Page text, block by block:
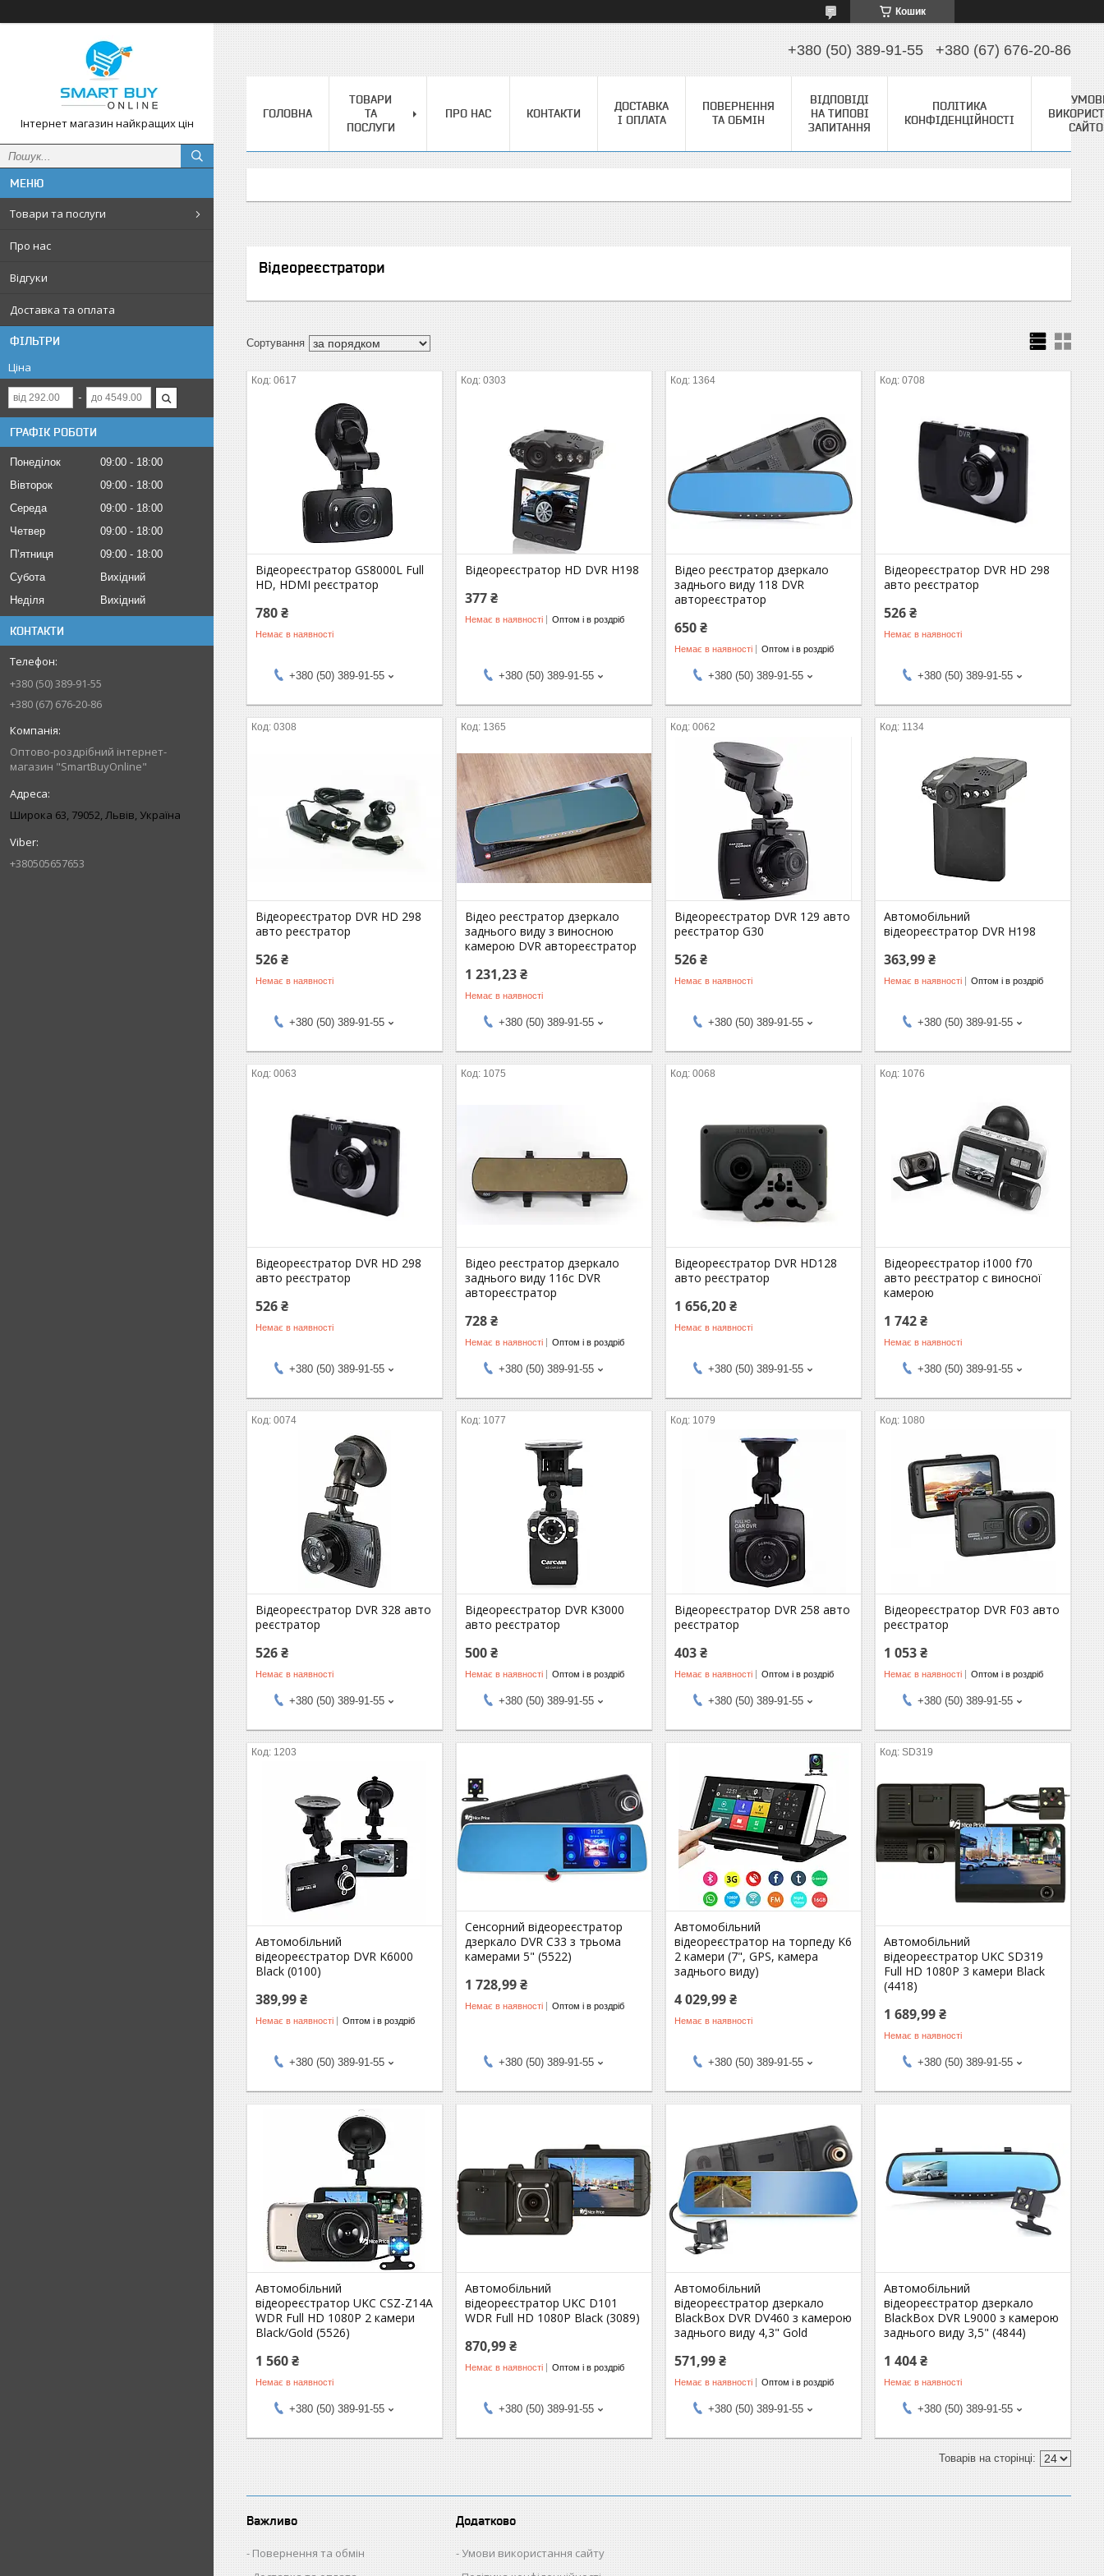
Кошик
Інтернет магазин найкращих цін
Товари та послуги
Про нас
Відгуки
Доставка та оплата
ФІЛЬТРИ
Ціна
ГРАФІК РОБОТИ
Понеділок 09:00
18:00
Вівторок
09:00
18:00
Середа
09:00
18:00
Четвер
09:00
18:00
Пʼятниця
09:00
18:00
Субота
Вихідний
Неділя
Вихідний
КОНТАКТИ
+380 (50) 389-91-55
+380 (67) 676-20-86
Оптово-роздрібний інтернет-
магазин "SmartBuyOnline"
Широка 63, 79052, Львів, Україна
+380505657653
+380 (50) 389-91-55 +380 (67) 676-20-86
ГОЛОВНА
ТОВАРИ
ТА
ПОСЛУГИ
ПРО НАС КОНТАКТИ
ДОСТАВКА
І ОПЛАТА
ПОВЕРНЕННЯ
ТА ОБМІН
ВІДПОВІДІ
НА ТИПОВІ
ЗАПИТАННЯ
ПОЛІТИКА
КОНФІДЕНЦІЙНОСТІ
Відеореєстратори
0617
Відеореєстратор GS8000L Full
HD, HDMI реєстратор
780 ₴
Немає в наявності
+380 (50) 389-91-55
0303
Відеореєстратор HD DVR H198
377 ₴
Немає в наявності Оптом і в роздріб
+380 (50) 389-91-55
1364
Відео реєстратор дзеркало
заднього виду 118 DVR
автореєстратор
650 ₴
Немає в наявності Оптом і в роздріб
+380 (50) 389-91-55
0708
Відеореєстратор DVR HD 298
авто реєстратор
526 ₴
Немає в наявності
+380 (50) 389-91-55
0308
Відеореєстратор DVR HD 298
авто реєстратор
526 ₴
Немає в наявності
+380 (50) 389-91-55
1365
Відео реєстратор дзеркало
заднього виду з виносною
камерою DVR автореєстратор
1 231,23 ₴
Немає в наявності
+380 (50) 389-91-55
0062
Відеореєстратор DVR 129 авто
реєстратор G30
526 ₴
Немає в наявності
+380 (50) 389-91-55
1134
Автомобільний
відеореєстратор DVR H198
363,99 ₴
Немає в наявності Оптом і в роздріб
+380 (50) 389-91-55
0063
Відеореєстратор DVR HD 298
авто реєстратор
526 ₴
Немає в наявності
+380 (50) 389-91-55
1075
Відео реєстратор дзеркало
заднього виду 116c DVR
автореєстратор
728 ₴
Немає в наявності Оптом і в роздріб
+380 (50) 389-91-55
0068
Відеореєстратор DVR HD128
авто реєстратор
1 656,20 ₴
Немає в наявності
+380 (50) 389-91-55
1076
Відеореєстратор i1000 f70
авто реєстратор c виносної
камерою
1 742 ₴
Немає в наявності
+380 (50) 389-91-55
0074
Відеореєстратор DVR 328 авто
реєстратор
526 ₴
Немає в наявності
+380 (50) 389-91-55
1077
Відеореєстратор DVR K3000
авто реєстратор
500 ₴
Немає в наявності Оптом і в роздріб
+380 (50) 389-91-55
1079
Відеореєстратор DVR 258 авто
реєстратор
403 ₴
Немає в наявності Оптом і в роздріб
+380 (50) 389-91-55
1080
Відеореєстратор DVR F03 авто
реєстратор
1 053 ₴
Немає в наявності Оптом і в роздріб
+380 (50) 389-91-55
1203
Автомобільний
відеореєстратор DVR K6000
Black (0100)
389,99 ₴
Немає в наявності Оптом і в роздріб
+380 (50) 389-91-55
Сенсорний відеореєстратор
дзеркало DVR C33 з трьома
камерами 5" (5522)
1 728,99 ₴
Немає в наявності Оптом і в роздріб
+380 (50) 389-91-55
Автомобільний
відеореєстратор на торпеду K6
2 камери (7", GPS, камера
заднього виду)
4 029,99 ₴
Немає в наявності
+380 (50) 389-91-55
SD319
Автомобільний
відеореєстратор UKC SD319
Full HD 1080P 3 камери Black
(4418)
1 689,99 ₴
Немає в наявності
+380 (50) 389-91-55
Автомобільний
відеореєстратор UKC CSZ-Z14A
WDR Full HD 1080P 2 камери
Black/Gold (5526)
1 560 ₴
Немає в наявності
+380 (50) 389-91-55
Автомобільний
відеореєстратор UKC D101
WDR Full HD 1080P Black (3089)
870,99 ₴
Немає в наявності Оптом і в роздріб
+380 (50) 389-91-55
Автомобільний
відеореєстратор дзеркало
BlackBox DVR DV460 з камерою
заднього виду 4,3" Gold
571,99 ₴
Немає в наявності Оптом і в роздріб
+380 (50) 389-91-55
Автомобільний
відеореєстратор дзеркало
BlackBox DVR L9000 з камерою
заднього виду 3,5" (4844)
1 404 ₴
Немає в наявності
+380 (50) 389-91-55
Важливо
Повернення та обмін
Додатково
Умови використання сайту